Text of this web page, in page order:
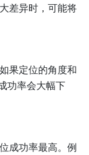
差异时，可能将
果定位的角度和
功率会大幅下
成功率最高。例